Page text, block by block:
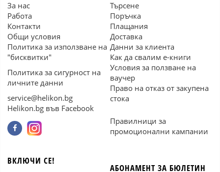
За нас
Работа
Контакти
Общи условия
Политика за използване на
"бисквитки"
Политика за сигурност на
личните данни
service@helikon.bg
Helikon.bg във Facebook
Търсене
Поръчка
Плащания
Доставка
Данни за клиента
Как да свалим е-книги
Условия за ползване на
ваучер
Право на отказ от закупена
стока
Правилници за
промоционални кампании
ВКЛЮЧИ СЕ!
АБОНАМЕНТ ЗА БЮЛЕТИН